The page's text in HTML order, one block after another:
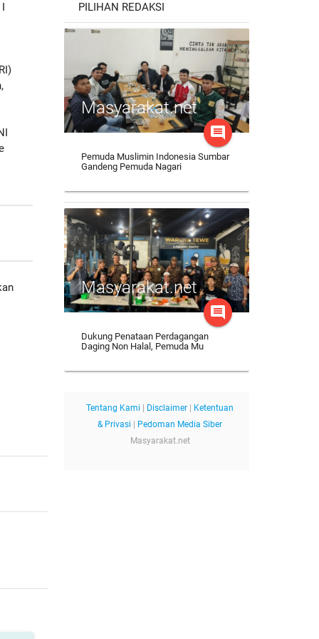
PILIHAN REDAKSI
Masyarakat.net
comment
Pemuda Muslimin Indonesia Sumbar
Gandeng Pemuda Nagari
Masyarakat.net
comment
Dukung Penataan Perdagangan
Daging Non Halal, Pemuda Mu
Tentang Kami Disclaimer
Ketentuan
& Privasi
Pedoman Media Siber
Masyarakat.net